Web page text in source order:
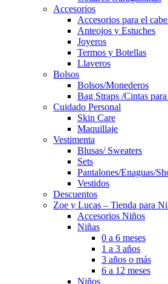
Accesorios
Accesorios para el
Anteojos y Estuches
Joyeros
Termos y Botellas
Llaveros
Bolsos
Bolsos/Monederos
Bag Straps /Cintas
Cuidado Personal
Skin Care
Maquillaje
Vestimenta
Blusas/ Sweaters
Sets
Pantalones/Enaguas/
Vestidos
Descuentos
Zoe y Lucas – Tienda para
Accesorios Niños
Niñas
0 a 6 meses
1 a 3 años
3 años o más
6 a 12 meses
Niños